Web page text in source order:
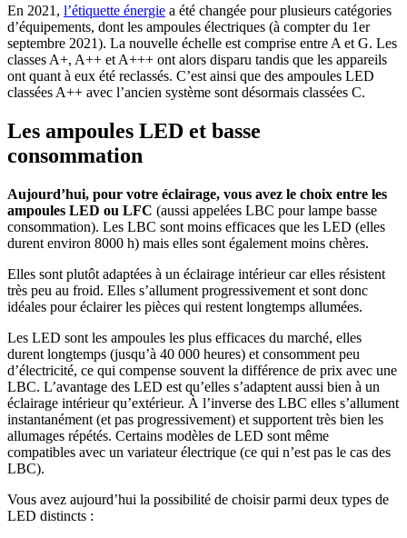
En 2021, l’étiquette énergie a été changée pour plusieurs catégories
d’équipements, dont les ampoules électriques (à compter du 1er
septembre 2021). La nouvelle échelle est comprise entre A et G. Les
classes A+, A++ et A+++ ont alors disparu tandis que les appareils
ont quant à eux été reclassés. C’est ainsi que des ampoules LED
classées A++ avec l’ancien système sont désormais classées C.
Les ampoules LED et basse
consommation
Aujourd’hui, pour votre éclairage, vous avez le choix entre les
ampoules LED ou LFC (aussi appelées LBC pour lampe basse
consommation). Les LBC sont moins efficaces que les LED (elles
durent environ 8000 h) mais elles sont également moins chères.
Elles sont plutôt adaptées à un éclairage intérieur car elles résistent
très peu au froid. Elles s’allument progressivement et sont donc
idéales pour éclairer les pièces qui restent longtemps allumées.
Les LED sont les ampoules les plus efficaces du marché, elles
durent longtemps (jusqu’à 40 000 heures) et consomment peu
d’électricité, ce qui compense souvent la différence de prix avec une
LBC. L’avantage des LED est qu’elles s’adaptent aussi bien à un
éclairage intérieur qu’extérieur. À l’inverse des LBC elles s’allument
instantanément (et pas progressivement) et supportent très bien les
allumages répétés. Certains modèles de LED sont même
compatibles avec un variateur électrique (ce qui n’est pas le cas des
LBC).
Vous avez aujourd’hui la possibilité de choisir parmi deux types de
LED distincts :